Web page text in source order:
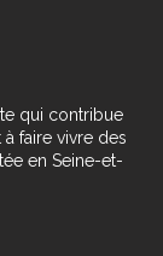
qui contribue
faire vivre des
en Seine-et-